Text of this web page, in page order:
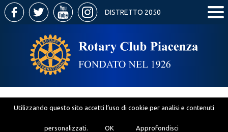
Utilizzando questo sito accetti l’uso di cookie per analisi e contenuti
personalizzati. OK Approfondisci
DISTRETTO 2050